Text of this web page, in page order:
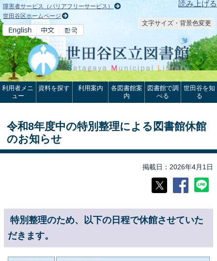
本文へ 読み上げる
障害者サービス（バリアフリーサービス）
世田谷区ホームページ
文字サイズ・背景色変更
利用者メニ
ュー
資料を探す 利用案内
各図書館案
内
図書館で調
べる
世田谷を知
る
令和8年度中の特別整理による図書館休館
のお知らせ
掲載日 2026年4月1日
特別整理のため、以下の日程で休館させていた
だきます。